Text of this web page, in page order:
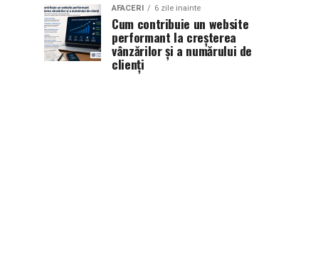
AFACERI 6 zile inainte
Cum contribuie un website
performant la creșterea
vânzărilor și a numărului de
clienți